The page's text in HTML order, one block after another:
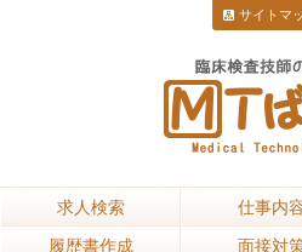
サイトマ
求人検索
求人検索 仕事内
仕事内
履歴書作成
履歴書作成 面接対
面接対